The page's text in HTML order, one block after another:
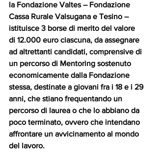
la Fondazione Valtes – Fondazione
Cassa Rurale Valsugana e Tesino –
istituisce 3 borse di merito del valore
di 12.000 euro ciascuna, da assegnare
ad altrettanti candidati, comprensive di
un percorso di Mentoring sostenuto
economicamente dalla Fondazione
stessa, destinate a giovani fra i 18 e i 29
anni, che stiano frequentando un
percorso di laurea o che lo abbiano da
poco terminato, ovvero che intendano
affrontare un avvicinamento al mondo
del lavoro.